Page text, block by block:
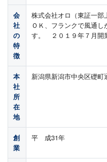
会
社
の
特
徴
株式会社オロ（東証一部
ＯＫ、フランクで風通
す。 ２０１９年７月開
本
社
所
在
地
新潟県新潟市中央区礎町
創
業
平 成31年